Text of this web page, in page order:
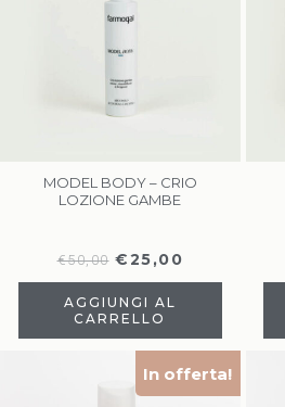
MODEL BODY – CRIO
LOZIONE GAMBE
€50,00 €25,00
AGGIUNGI AL
CARRELLO
In offerta!